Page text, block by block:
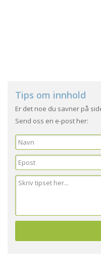
Tips om innhold
Er det noe du savner på
Send oss en e-post her: